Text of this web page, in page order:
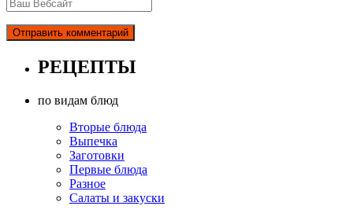
РЕЦЕПТЫ
по видам блюд
Вторые блюда
Выпечка
Заготовки
Первые блюда
Разное
Салаты и закуски